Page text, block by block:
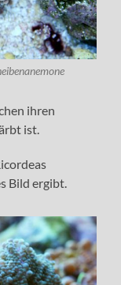
ihren
ist.
Bild ergibt.